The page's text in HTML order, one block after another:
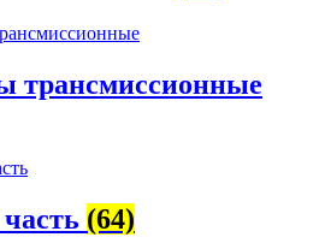
трансмиссионные
(64)